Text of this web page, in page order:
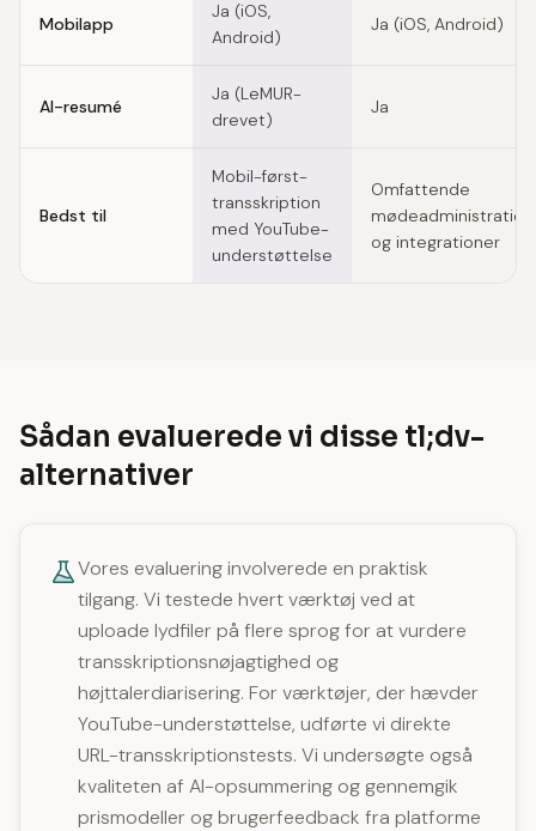
Mobilapp
Ja (iOS,
Android)
Ja (iOS, Android)
AI-resumé
Ja (LeMUR-
drevet)
Ja
Bedst til
Mobil-først-
transskription
med YouTube-
understøttelse
Omfattende
mødeadministration
og integrationer
Sådan evaluerede vi disse tl;dv-
alternativer
Vores evaluering involverede en praktisk
tilgang. Vi testede hvert værktøj ved at
uploade lydfiler på flere sprog for at vurdere
transskriptionsnøjagtighed og
højttalerdiarisering. For værktøjer, der hævder
YouTube-understøttelse, udførte vi direkte
URL-transskriptionstests. Vi undersøgte også
kvaliteten af AI-opsummering og gennemgik
prismodeller og brugerfeedback fra platforme